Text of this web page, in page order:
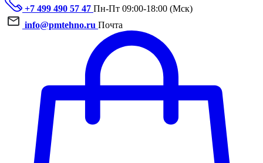
+7 499 490 57 47 Пн-Пт 09:00-18:00 (Мск)
info@pmtehno.ru Почта